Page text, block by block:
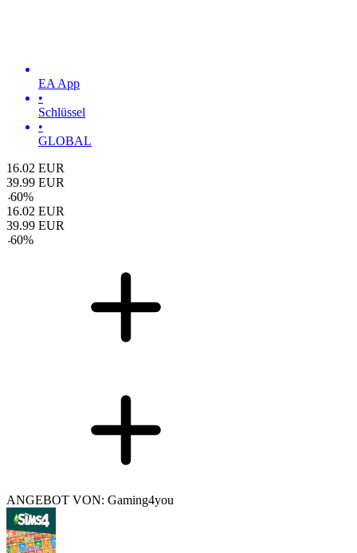
EA App
•
Schlüssel
•
GLOBAL
16.02 EUR
39.99 EUR
-60%
16.02 EUR
39.99 EUR
-60%
ANGEBOT VON: Gaming4you